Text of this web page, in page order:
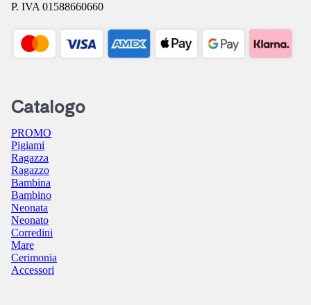
P. IVA 01588660660
Catalogo
PROMO
Pigiami
Ragazza
Ragazzo
Bambina
Bambino
Neonata
Neonato
Corredini
Mare
Cerimonia
Accessori